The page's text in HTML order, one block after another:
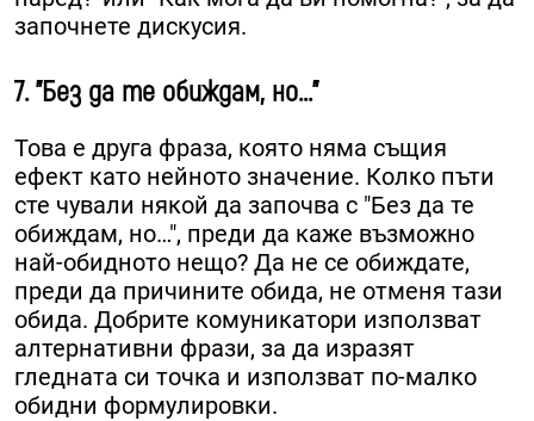
започнете дискусия.
7. "Без да те обиждам, но..."
Това е друга фраза, която няма същия
ефект като нейното значение. Колко пъти
сте чували някой да започва с "Без да те
обиждам, но…", преди да каже възможно
най-обидното нещо? Да не се обиждате,
преди да причините обида, не отменя тази
обида. Добрите комуникатори използват
алтернативни фрази, за да изразят
гледната си точка и използват по-малко
обидни формулировки.